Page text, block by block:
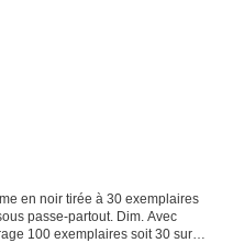
en noir tirée à 30 exemplaires
passe-partout. Dim. Avec
100 exemplaires soit 30 sur